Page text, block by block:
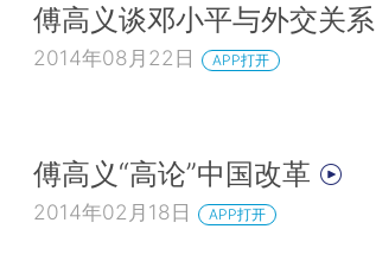
傅高义谈邓小平与外交关系
2014年08月22日 APP打开
傅高义“高论”中国改革
2014年02月18日 APP打开